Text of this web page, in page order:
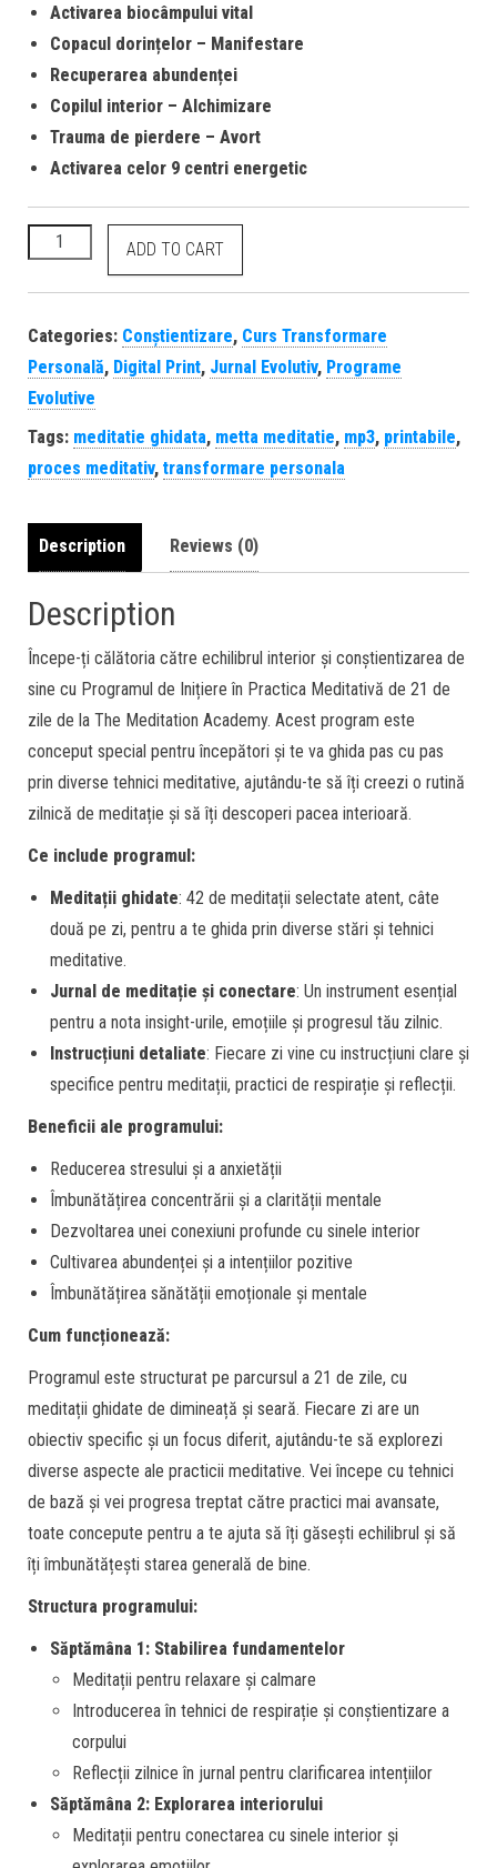
Activarea biocâmpului vital
Copacul dorințelor – Manifestare
Recuperarea abundenței
Copilul interior – Alchimizare
Trauma de pierdere – Avort
Activarea celor 9 centri energetic
ADD TO CART
Categories: Conștientizare, Curs Transformare
Personală, Digital Print, Jurnal Evolutiv, Programe
Evolutive
Tags: meditatie ghidata, metta meditatie, mp3, printabile,
proces meditativ, transformare personala
Description Reviews (0)
Description
Începe-ți călătoria către echilibrul interior și conștientizarea de
sine cu Programul de Inițiere în Practica Meditativă de 21 de
zile de la The Meditation Academy. Acest program este
conceput special pentru începători și te va ghida pas cu pas
prin diverse tehnici meditative, ajutându-te să îți creezi o rutină
zilnică de meditație și să îți descoperi pacea interioară.
Ce include programul:
Meditații ghidate: 42 de meditații selectate atent, câte
două pe zi, pentru a te ghida prin diverse stări și tehnici
meditative.
Jurnal de meditație și conectare: Un instrument esențial
pentru a nota insight-urile, emoțiile și progresul tău zilnic.
Instrucțiuni detaliate: Fiecare zi vine cu instrucțiuni clare și
specifice pentru meditații, practici de respirație și reflecții.
Beneficii ale programului:
Reducerea stresului și a anxietății
Îmbunătățirea concentrării și a clarității mentale
Dezvoltarea unei conexiuni profunde cu sinele interior
Cultivarea abundenței și a intențiilor pozitive
Îmbunătățirea sănătății emoționale și mentale
Cum funcționează:
Programul este structurat pe parcursul a 21 de zile, cu
meditații ghidate de dimineață și seară. Fiecare zi are un
obiectiv specific și un focus diferit, ajutându-te să explorezi
diverse aspecte ale practicii meditative. Vei începe cu tehnici
de bază și vei progresa treptat către practici mai avansate,
toate concepute pentru a te ajuta să îți găsești echilibrul și să
îți îmbunătățești starea generală de bine.
Structura programului:
Săptămâna 1: Stabilirea fundamentelor
Meditații pentru relaxare și calmare
Introducerea în tehnici de respirație și conștientizare a
corpului
Reflecții zilnice în jurnal pentru clarificarea intențiilor
Săptămâna 2: Explorarea interiorului
Meditații pentru conectarea cu sinele interior și